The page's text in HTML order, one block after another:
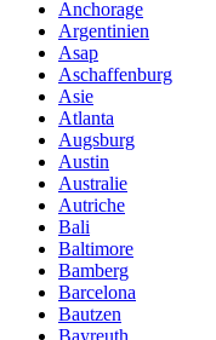
Anchorage
Argentinien
Asap
Aschaffenburg
Asie
Atlanta
Augsburg
Austin
Australie
Autriche
Bali
Baltimore
Bamberg
Barcelona
Bautzen